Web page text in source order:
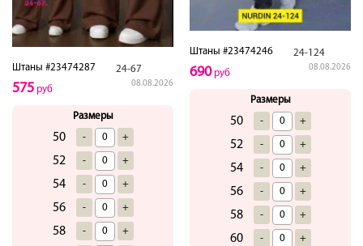
Штаны #23474287 24-67
08.08.2026
575 руб
Размеры
50 - +
52 - +
54 - +
56 - +
58 - +
Штаны #23474246 24-124
08.08.2026
690руб
Размеры
50 - +
52 - +
54 - +
56 - +
58 - +
60 - +